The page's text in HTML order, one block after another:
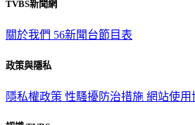
TVBS新聞網
關於我們 56新聞台節目表
政策與隱私
隱私權政策 性騷擾防治措施 網站使用